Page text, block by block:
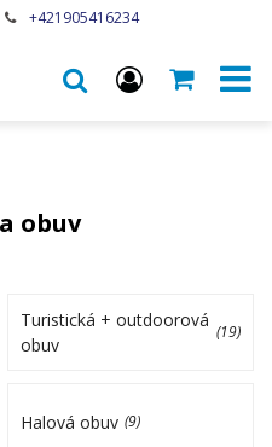
+421905416234
obuv
Turistická + outdoorová
obuv
(19)
Halová obuv (9)